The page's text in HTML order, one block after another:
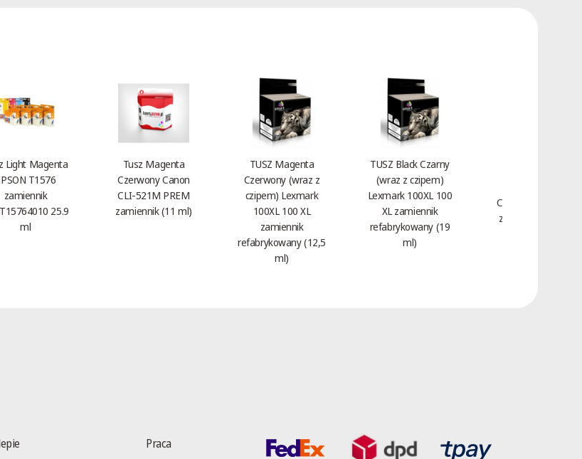
Light Magenta
T1576
zamiennik
25.9
ml
Tusz Magenta
Czerwony Canon
CLI-521M PREM
zamiennik (11 ml)
TUSZ Magenta
Czerwony (wraz z
czipem) Lexmark
100XL 100 XL
zamiennik
refabrykowany (12,5
ml)
TUSZ Black Czarny
(wraz z czipem)
Lexmark 100XL 100
XL zamiennik
refabrykowany (19
ml)
Czerwony HP 312A
zamiennik CF383A
Praca